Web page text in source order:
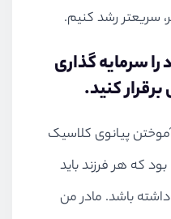
سریعتر رشد کنیم.
را سرمایه گذاری
کنید.
پیانوی کلاسیک
که هر فرزند باید
باشد. مادر من